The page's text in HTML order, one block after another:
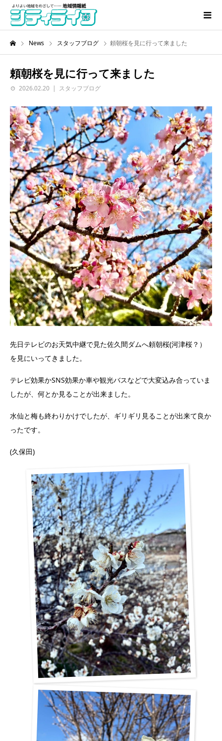
News スタッフブログ 頼朝桜を見に行って来ました
頼朝桜を見に行って来ました
2026.02.20 スタッフブログ
先日テレビのお天気中継で見た佐久間ダムへ頼朝桜(河津桜？）
を見にいってきました。
テレビ効果かSNS効果か車や観光バスなどで大変込み合っていま
したが、何とか見ることが出来ました。
水仙と梅も終わりかけでしたが、ギリギリ見ることが出来て良か
ったです。
(久保田)